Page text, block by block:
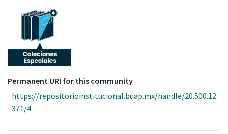
Permanent URI for this community
https://repositorioinstitucional.buap.mx/handle/20.500.12
371/4